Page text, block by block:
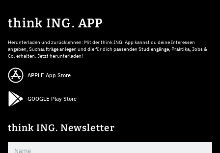
think ING. APP
Herunterladen und zurücklehnen: Mit der think ING. App kannst du deine Interessen
angeben, Suchaufträge anlegen und die für dich passenden Studiengänge, Praktika, Jobs &
Co. erhalten. Jetzt herunterladen!
APPLE App Store
GOOGLE Play Store
think ING. Newsletter